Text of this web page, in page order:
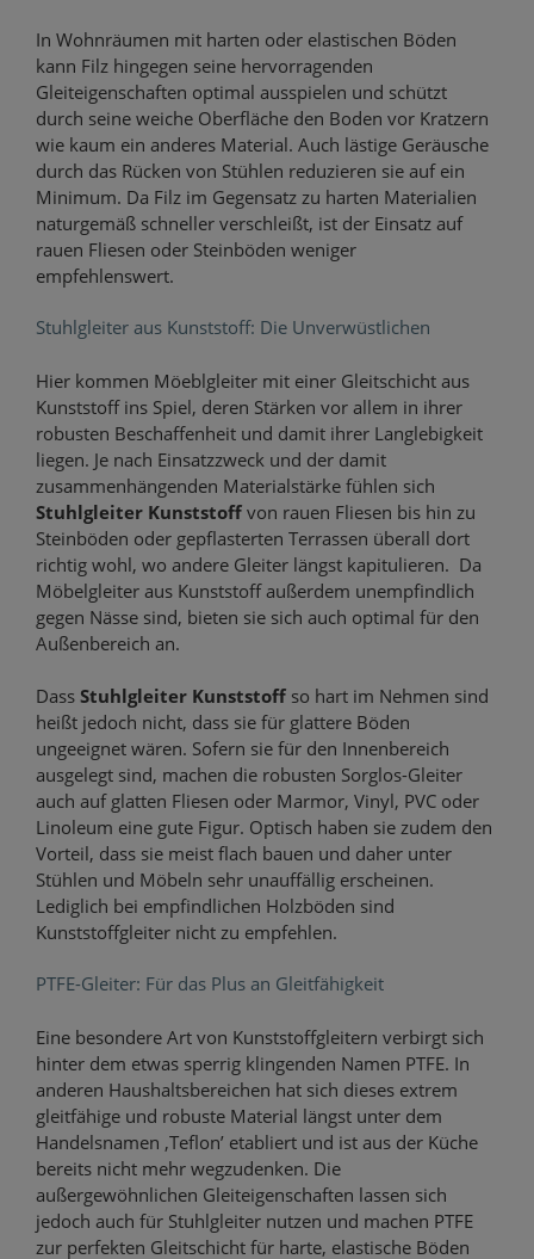
In Wohnräumen mit harten oder elastischen Böden
kann Filz hingegen seine hervorragenden
Gleiteigenschaften optimal ausspielen und schützt
durch seine weiche Oberfläche den Boden vor Kratzern
wie kaum ein anderes Material. Auch lästige Geräusche
durch das Rücken von Stühlen reduzieren sie auf ein
Minimum. Da Filz im Gegensatz zu harten Materialien
naturgemäß schneller verschleißt, ist der Einsatz auf
rauen Fliesen oder Steinböden weniger
empfehlenswert.
Stuhlgleiter aus Kunststoff: Die Unverwüstlichen
Hier kommen Möeblgleiter mit einer Gleitschicht aus
Kunststoff ins Spiel, deren Stärken vor allem in ihrer
robusten Beschaffenheit und damit ihrer Langlebigkeit
liegen. Je nach Einsatzzweck und der damit
zusammenhängenden Materialstärke fühlen sich
Stuhlgleiter Kunststoff von rauen Fliesen bis hin zu
Steinböden oder gepflasterten Terrassen überall dort
richtig wohl, wo andere Gleiter längst kapitulieren. Da
Möbelgleiter aus Kunststoff außerdem unempfindlich
gegen Nässe sind, bieten sie sich auch optimal für den
Außenbereich an.
Dass Stuhlgleiter Kunststoff so hart im Nehmen sind
heißt jedoch nicht, dass sie für glattere Böden
ungeeignet wären. Sofern sie für den Innenbereich
ausgelegt sind, machen die robusten Sorglos-Gleiter
auch auf glatten Fliesen oder Marmor, Vinyl, PVC oder
Linoleum eine gute Figur. Optisch haben sie zudem den
Vorteil, dass sie meist flach bauen und daher unter
Stühlen und Möbeln sehr unauffällig erscheinen.
Lediglich bei empfindlichen Holzböden sind
Kunststoffgleiter nicht zu empfehlen.
PTFE-Gleiter: Für das Plus an Gleitfähigkeit
Eine besondere Art von Kunststoffgleitern verbirgt sich
hinter dem etwas sperrig klingenden Namen PTFE. In
anderen Haushaltsbereichen hat sich dieses extrem
gleitfähige und robuste Material längst unter dem
Handelsnamen ‚Teflon’ etabliert und ist aus der Küche
bereits nicht mehr wegzudenken. Die
außergewöhnlichen Gleiteigenschaften lassen sich
jedoch auch für Stuhlgleiter nutzen und machen PTFE
zur perfekten Gleitschicht für harte, elastische Böden